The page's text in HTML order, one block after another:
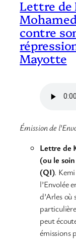
Lettre de
contre
Mayotte
Émission de
Lettre de
(ou le
(QI).
l’Envolée
d’Arles où
peut
émissions